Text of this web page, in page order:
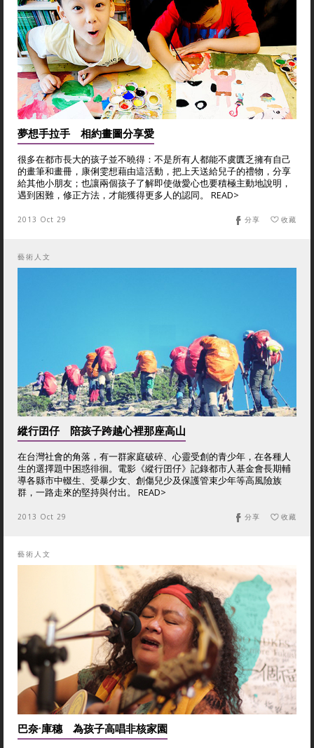
夢想手拉手 相約畫圖分享愛
很多在都市長大的孩子並不曉得：不是所有人都能不虞匱乏擁有自己
的畫筆和畫冊，康俐雯想藉由這活動，把上天送給兒子的禮物，分享
給其他小朋友；也讓兩個孩子了解即使做愛心也要積極主動地說明，
遇到困難，修正方法，才能獲得更多人的認同。 READ>
2013 Oct 29 收藏
分享
藝術人文
縱行囝仔 陪孩子跨越心裡那座高山
在台灣社會的角落，有一群家庭破碎、心靈受創的青少年，在各種人
生的選擇題中困惑徘徊。電影《縱行囝仔》記錄都市人基金會長期輔
導各縣市中輟生、受暴少女、創傷兒少及保護管束少年等高風險族
群，一路走來的堅持與付出。 READ>
2013 Oct 29 收藏
分享
藝術人文
巴奈·庫穗 為孩子高唱非核家園